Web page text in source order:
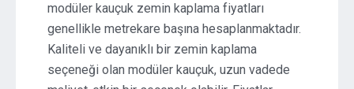
modüler kauçuk zemin kaplama fiyatları
genellikle metrekare başına hesaplanmaktadır.
Kaliteli ve dayanıklı bir zemin kaplama
seçeneği olan modüler kauçuk, uzun vadede